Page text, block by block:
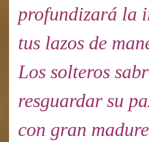
profundizará la
tus lazos de
Los solteros
resguardar su
con gran